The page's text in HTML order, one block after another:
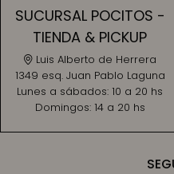
SUCURSAL POCITOS -
TIENDA & PICKUP
Luis Alberto de Herrera
1349 esq. Juan Pablo Laguna
Lunes a sábados: 10 a 20 hs
Domingos: 14 a 20 hs